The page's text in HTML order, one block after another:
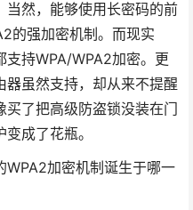
当然，能够使用长密码的前
的强加密机制。而现实
支持WPA/WPA2加密。更
器虽然支持，却从来不提醒
了把高级防盗锁没装在门
成了花瓶。
加密机制诞生于哪一